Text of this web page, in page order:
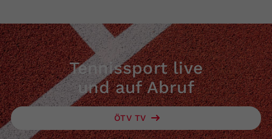
Tennissport live
und auf Abruf
ÖTV TV